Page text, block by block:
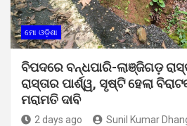
ମୋ ଓଡ଼ିଶା
ବିପଦରେ ବନ୍ଧପାରି-ଲାଞ୍ଜିଗଡ଼
ରାସ୍ତାର ପାର୍ଶ୍ୱ, ସୃଷ୍ଟି ହେଲା
ମରାମତି ଦାବି
2 days ago Sunil Kumar